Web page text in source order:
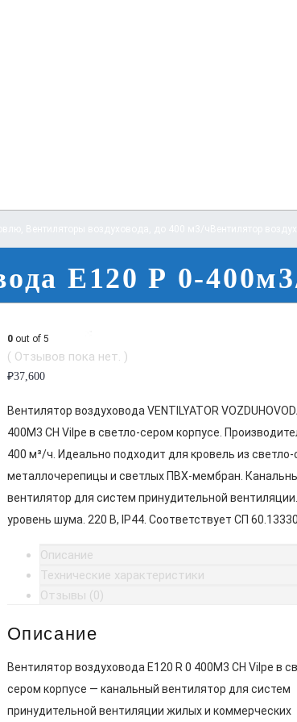
E120 Р 0-
0out of 5
( Отзывов пока нет. )
₽37,600
Вентилятор воздуховода VENTILYATOR
400M3 CH Vilpe в светло-сером корпусе.
400 м³/ч. Идеально подходит для кровель из светло-
металлочерепицы и светлых ПВХ-мембран.
вентилятор для систем принудительной
уровень шума. 220 В, IP44. Соответствует СП
Описание
Технические характеристики
Отзывы (0)
Описание
Вентилятор воздуховода E120 R 0 400M3 CH Vilpe в
сером корпусе — канальный вентилятор для систем
принудительной вентиляции жилых и коммерческих